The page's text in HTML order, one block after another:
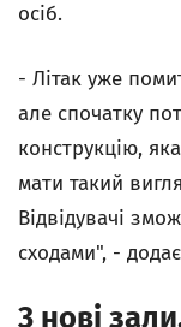
осіб.
- Літак уже
але спочатку
конструкцію,
мати такий
Відвідувачі
сходами", -
3 нові